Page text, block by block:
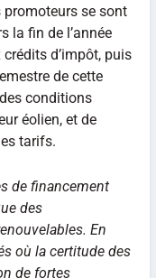
se sont
la fin de l’année
d’impôt, puis
de cette
conditions
éolien, et de
tarifs.
de financement
des
En
où la certitude des
de fortes